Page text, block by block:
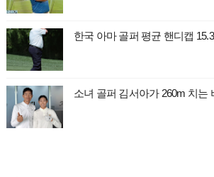
한국 아마 골퍼 평균 핸디캡
소녀 골퍼 김서아가 260m 치는